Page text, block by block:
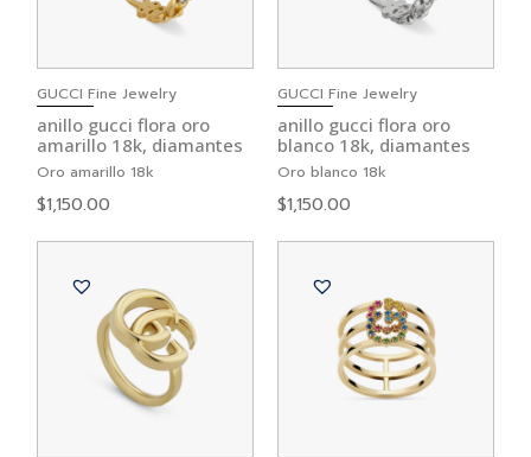
GUCCI Fine Jewelry
anillo gucci flora oro
amarillo 18k, diamantes
Oro amarillo 18k
$1,150.00
GUCCI Fine Jewelry
anillo gucci flora oro
blanco 18k, diamantes
Oro blanco 18k
$1,150.00